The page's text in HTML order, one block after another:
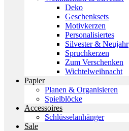
Deko
Geschenksets
Motivkerzen
Personalisiertes
Silvester & Neujahr
Spruchkerzen
Zum Verschenken
Wichtelweihnacht
Papier
Planen & Organisieren
Spielblöcke
Accessoires
Schlüsselanhänger
Sale